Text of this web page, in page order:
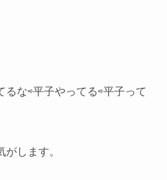
るな⇨平子やってる⇨平子って
します。